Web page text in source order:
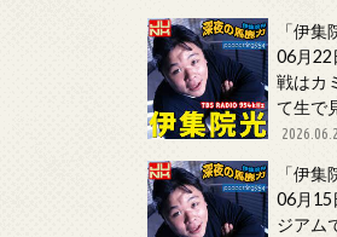
「伊
06月22
戦はカ
て生で
「伊
06月15
ジアム